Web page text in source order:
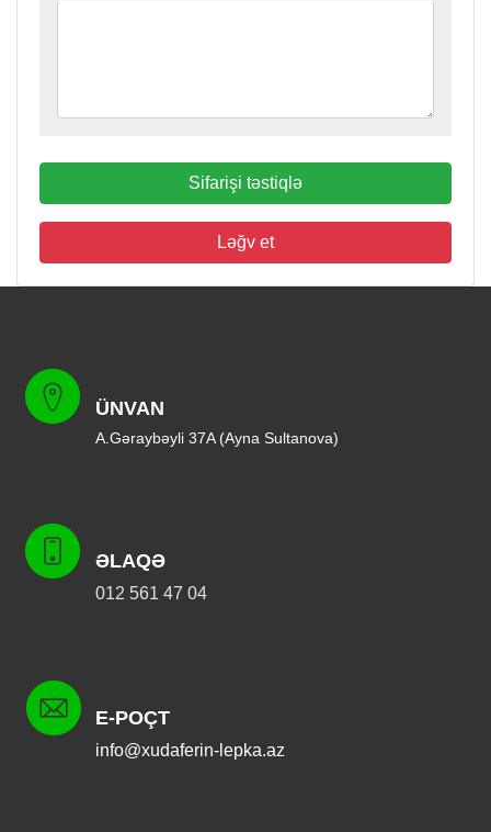
Sifarişi təstiqlə
Ləğv et
ÜNVAN
A.Gəraybəyli 37A (Ayna Sultanova)
ƏLAQƏ
012 561 47 04
E-POÇT
info@xudaferin-lepka.az